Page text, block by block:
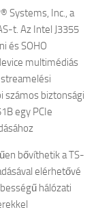
® Systems, Inc., a
t. Az Intel J3355
és SOHO
multimédiás
számos biztonsági
egy PCIe
bővíthetik a TS-
elérhetővé
hálózati